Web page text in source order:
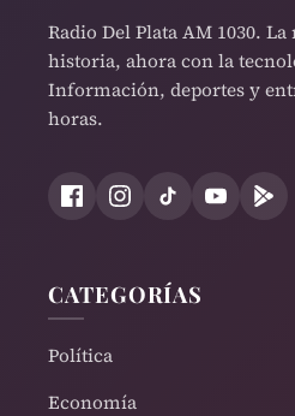
Radio Del Plata AM 1030.
historia, ahora con la
Información, deportes y
horas.
CATEGORÍAS
Política
Economía